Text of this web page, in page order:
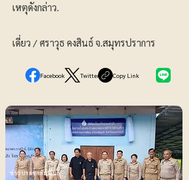
เหตุดังกล่าว.
เดี่ยว / ศราวุธ คงสินธ์ จ.สมุทรปราการ
Facebook Twitter Copy Link
ข่าวประชาสัมพันธ์